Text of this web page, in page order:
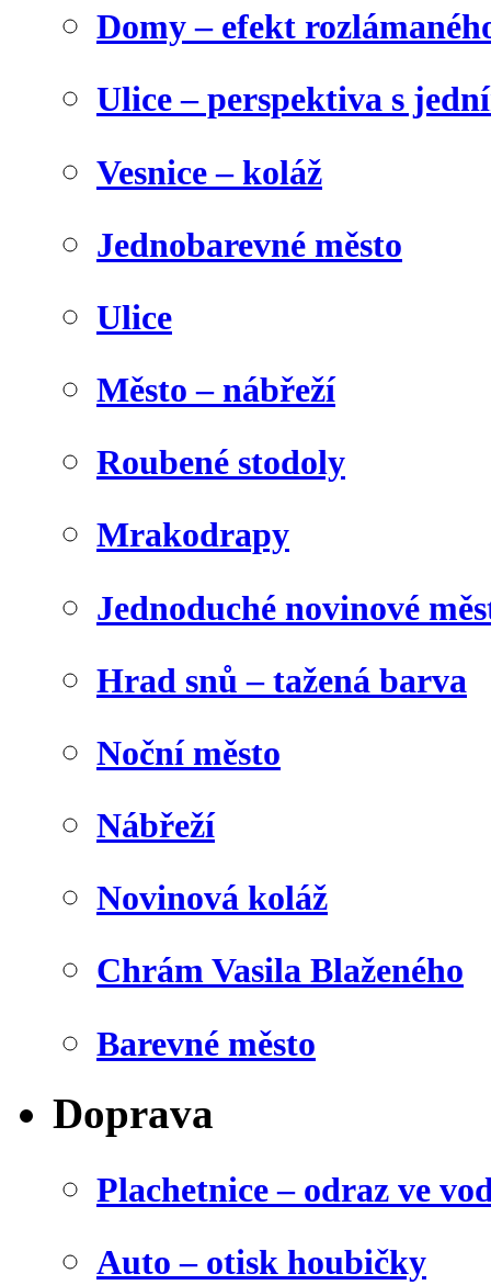
Domy – efekt
Ulice – perspektiva s
Vesnice – koláž
Jednobarevné město
Ulice
Město – nábřeží
Roubené stodoly
Mrakodrapy
Jednoduché novinové
Hrad snů – tažená barva
Noční město
Nábřeží
Novinová koláž
Chrám Vasila Blaženého
Barevné město
Doprava
Plachetnice – odraz ve
Auto – otisk houbičky